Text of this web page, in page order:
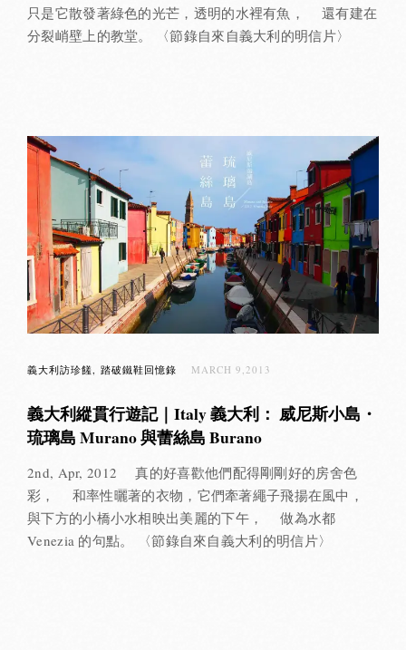
只是它散發著綠色的光芒，透明的水裡有魚， 還有建在
分裂峭壁上的教堂。 〈節錄自來自義大利的明信片〉
義大利訪珍饈 踏破鐵鞋回憶錄 MARCH 9,2013
義大利縱貫行遊記｜Italy 義大利： 威尼斯小島・
琉璃島 Murano 與蕾絲島 Burano
2nd, Apr, 2012 真的好喜歡他們配得剛剛好的房舍色
彩， 和率性曬著的衣物，它們牽著繩子飛揚在風中，
與下方的小橋小水相映出美麗的下午， 做為水都
Venezia 的句點。 〈節錄自來自義大利的明信片〉